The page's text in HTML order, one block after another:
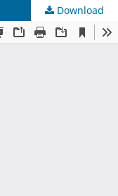
Download